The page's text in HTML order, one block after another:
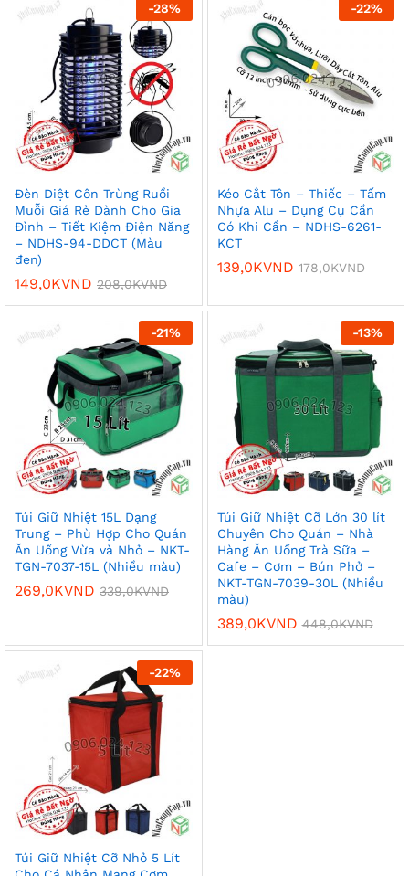
-28%
Đèn Diệt Côn Trùng Ruồi
Muỗi Giá Rẻ Dành Cho Gia
Đình – Tiết Kiệm Điện Năng
– NDHS-94-DDCT (Màu
đen)
149,0KVND 208,0KVND
-22%
Kéo Cắt Tôn – Thiếc – Tấm
Nhựa Alu – Dụng Cụ Cần
Có Khi Cần – NDHS-6261-
KCT
139,0KVND 178,0KVND
-21%
Túi Giữ Nhiệt 15L Dạng
Trung – Phù Hợp Cho Quán
Ăn Uống Vừa và Nhỏ – NKT-
TGN-7037-15L (Nhiều màu)
269,0KVND 339,0KVND
-13%
Túi Giữ Nhiệt Cỡ Lớn 30 lít
Chuyên Cho Quán – Nhà
Hàng Ăn Uống Trà Sữa –
Cafe – Cơm – Bún Phở –
NKT-TGN-7039-30L (Nhiều
màu)
389,0KVND 448,0KVND
-22%
Túi Giữ Nhiệt Cỡ Nhỏ 5 Lít